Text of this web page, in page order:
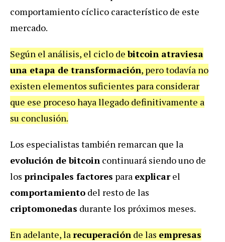
comportamiento cíclico característico de este
mercado.
Según el análisis, el ciclo debitcoin atraviesa
una etapa de transformación, pero todavía no
existen elementos suficientes para considerar
que ese proceso haya llegado definitivamente a
su conclusión.
Los especialistas también remarcan que la
evolución de bitcoin continuará siendo uno de
los principales factores para explicarel
comportamiento del resto de las
criptomonedas durante los próximos meses.
En adelante, larecuperación de las empresas